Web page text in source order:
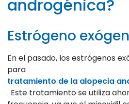
androgénica?
Estrógeno
En el pasado, los estrógenos
para
tratamiento de la alopecia
. Este tratamiento se utiliza